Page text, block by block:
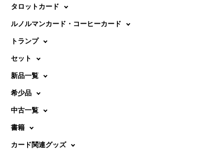
タロットカード
ルノルマンカード・コーヒーカード
トランプ
セット
新品一覧
希少品
中古一覧
書籍
カード関連グッズ